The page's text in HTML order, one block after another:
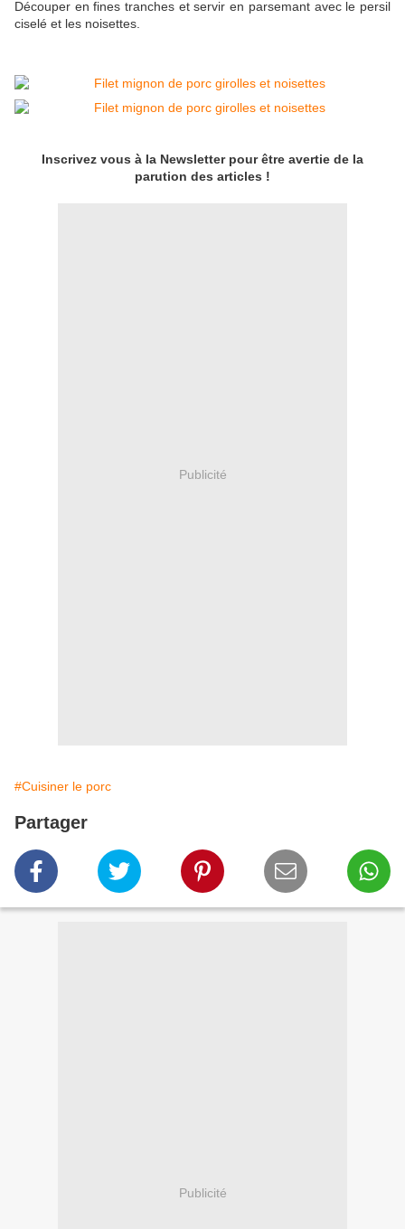
Découper en fines tranches et servir en parsemant avec le persil
ciselé et les noisettes.
Inscrivez vous à la Newsletter pour être avertie de la
parution des articles !
Publicité
#Cuisiner le porc
Partager
Publicité